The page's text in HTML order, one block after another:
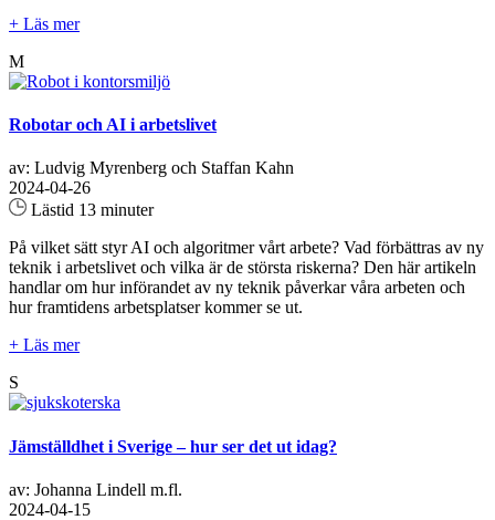
+ Läs mer
M
Robotar och AI i arbetslivet
av: Ludvig Myrenberg och Staffan Kahn
2024-04-26
Lästid 13 minuter
På vilket sätt styr AI och algoritmer vårt arbete? Vad förbättras av ny
teknik i arbetslivet och vilka är de största riskerna? Den här artikeln
handlar om hur införandet av ny teknik påverkar våra arbeten och
hur framtidens arbetsplatser kommer se ut.
+ Läs mer
S
Jämställdhet i Sverige – hur ser det ut idag?
av: Johanna Lindell m.fl.
2024-04-15